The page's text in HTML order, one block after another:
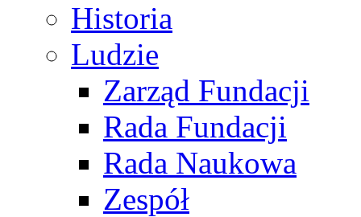
Historia
Ludzie
Zarząd Fundacji
Rada Fundacji
Rada Naukowa
Zespół